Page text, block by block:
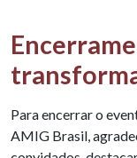
Para encerrar o
AMIG Brasil,